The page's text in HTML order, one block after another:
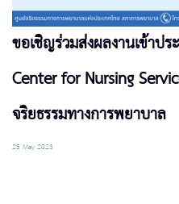
ขอเชิญร่วมส่งผลงานเข้าป
Center for Nursing
จริยธรรมทางการพยาบาล
25 May 2023